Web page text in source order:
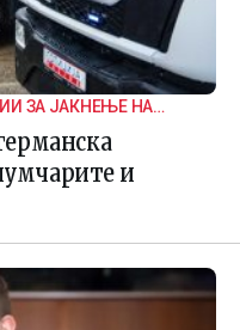
ЗА ЈАКНЕЊЕ НА
и